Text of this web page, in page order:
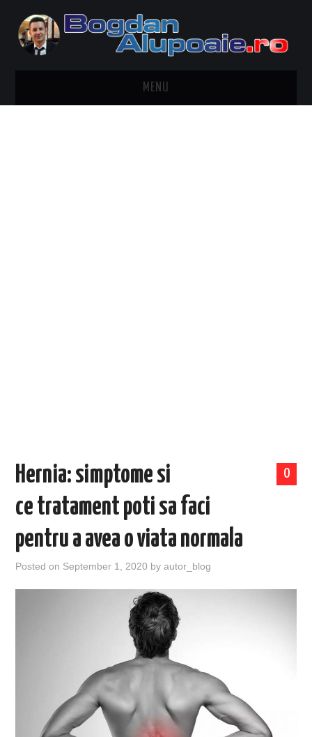
MENU
0
Hernia: simptome si
ce tratament poti sa faci
pentru a avea o viata normala
Posted on September 1, 2020 byautor_blog